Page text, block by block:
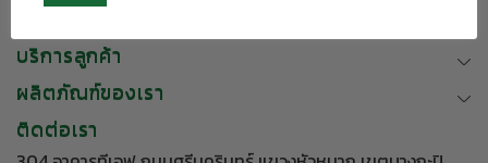
บริการลูกค้า
ผลิตภัณฑ์ของเรา
ติดต่อเรา